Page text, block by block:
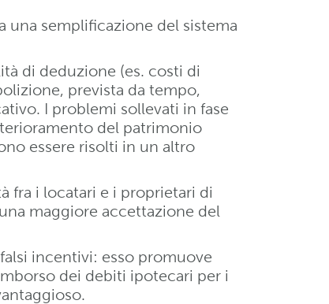
una semplificazione del sistema
di deduzione (es. costi di
prevista da tempo,
I problemi sollevati in fase
del patrimonio
essere risolti in un altro
fra i locatari e i proprietari di
maggiore accettazione del
incentivi: esso promuove
dei debiti ipotecari per i